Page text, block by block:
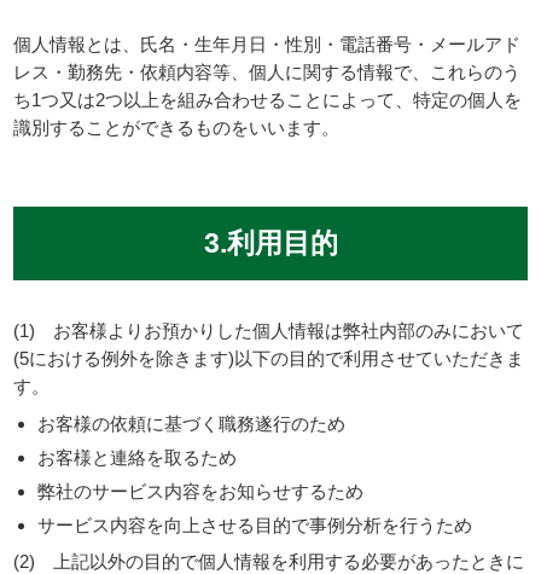
個人情報とは、氏名・生年月日・性別・電話番号・メールアド
レス・勤務先・依頼内容等、個人に関する情報で、これらのう
ち1つ又は2つ以上を組み合わせることによって、特定の個人を
識別することができるものをいいます。
3.利用目的
(1) お客様よりお預かりした個人情報は弊社内部のみにおいて
(5における例外を除きます)以下の目的で利用させていただきま
す。
お客様の依頼に基づく職務遂行のため
お客様と連絡を取るため
弊社のサービス内容をお知らせするため
サービス内容を向上させる目的で事例分析を行うため
(2) 上記以外の目的で個人情報を利用する必要があったときに